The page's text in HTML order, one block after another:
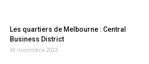
Les quartiers de Melbourne : Central
Business District
30 novembre 2022